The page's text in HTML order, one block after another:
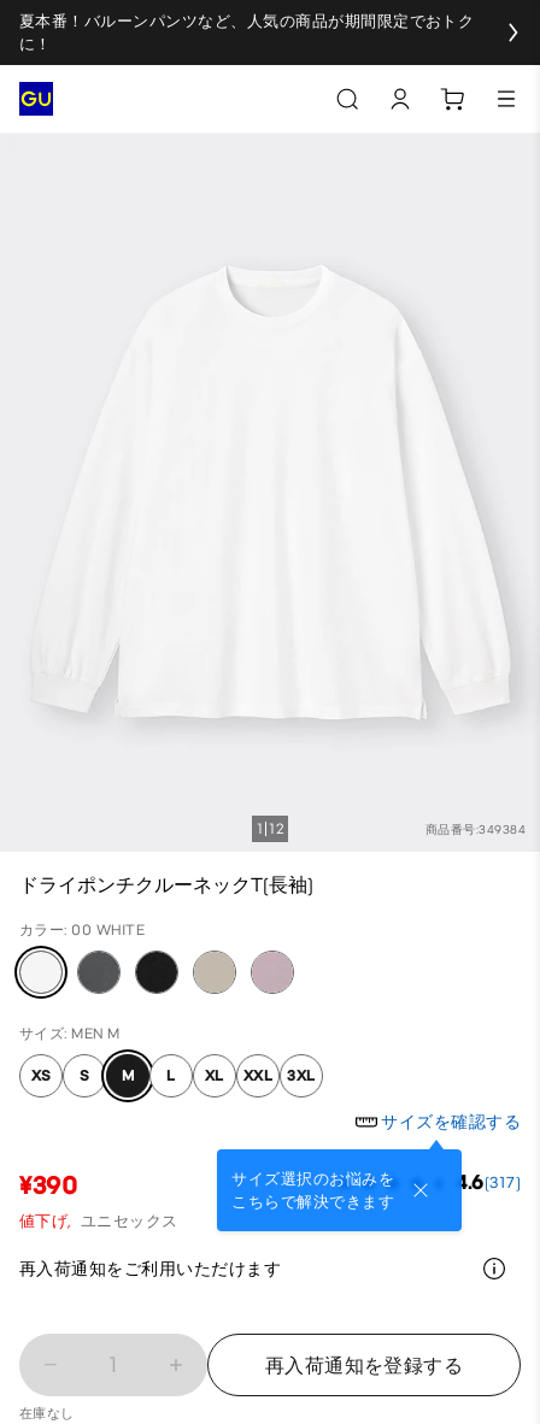
夏本番！バルーンパンツなど、人気の商品が期間限定でおトク
に！
商品番号:349384
1 12
ドライポンチクルーネックT(長袖)
カラー: 00 WHITE
サイズ: MEN M
XS S M L XL XXL 3XL
サイズを確認する
サイズ選択のお悩みを
こちらで解決できます
¥390 4.6(317)
値下げ, ユニセックス
再入荷通知をご利用いただけます
1 再入荷通知を登録する
在庫なし